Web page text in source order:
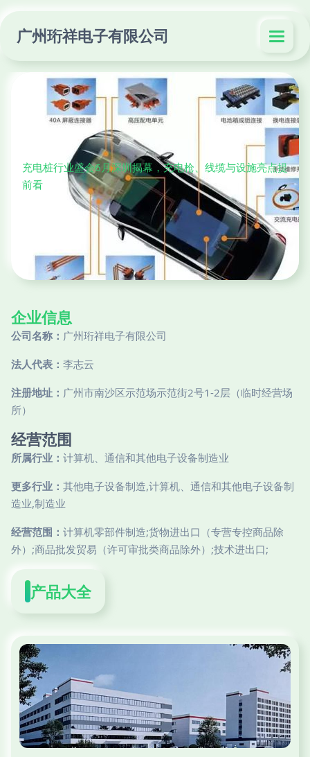
广州珩祥电子有限公司
充电桩行业盛会6月深圳揭幕，充电枪、线缆与设施亮点提
前看
企业信息
公司名称： 广州珩祥电子有限公司
法人代表： 李志云
注册地址： 广州市南沙区示范场示范街2号1-2层（临时经营场
所）
经营范围
所属行业： 计算机、通信和其他电子设备制造业
更多行业： 其他电子设备制造,计算机、通信和其他电子设备制
造业,制造业
经营范围： 计算机零部件制造;货物进出口（专营专控商品除
外）;商品批发贸易（许可审批类商品除外）;技术进出口;
产品大全